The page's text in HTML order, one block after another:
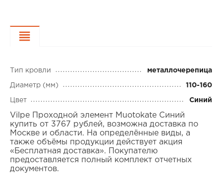
Тип кровли металлочерепица
Диаметр (мм) 110-160
Цвет Синий
Vilpe Проходной элемент Muotokate Синий
купить от 3767 рублей, возможна доставка по
Москве и области. На определённые виды, а
также объёмы продукции действует акция
«Бесплатная доставка». Покупателю
предоставляется полный комплект отчетных
документов.